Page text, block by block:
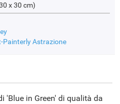
x 30 cm)
Painterly Astrazione
'Blue in Green' di qualità da